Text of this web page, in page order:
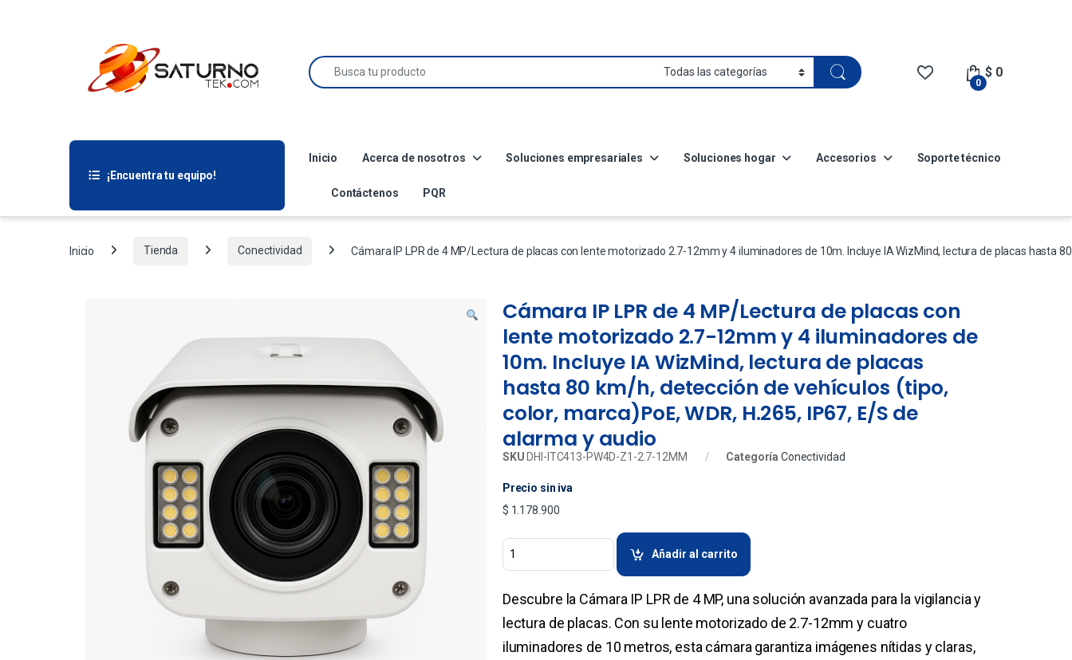
0
$ 0
¡Encuentra tu equipo!
Inicio Acerca de nosotros Soluciones empresariales Soluciones hogar Accesorios Soporte técnico
Contáctenos PQR
Inicio Tienda Conectividad Cámara IP LPR de 4 MP/Lectura de placas con lente motorizado 2.7-12mm y 4 iluminadores de 10m. Incluye IA WizMind, lectura de placas hasta
Cámara IP LPR de 4 MP/Lectura de placas con
lente motorizado 2.7-12mm y 4 iluminadores de
10m. Incluye IA WizMind, lectura de placas
hasta 80 km/h, detección de vehículos (tipo,
color, marca)PoE, WDR, H.265, IP67, E/S de
alarma y audio
SKU DHI-ITC413-PW4D-Z1-2.7-12MM Categoría Conectividad
Precio sin iva
$ 1.178.900
Añadir al carrito
Descubre la Cámara IP LPR de 4 MP, una solución avanzada para la vigilancia y
lectura de placas. Con su lente motorizado de 2.7-12mm y cuatro
iluminadores de 10 metros, esta cámara garantiza imágenes nítidas y claras,